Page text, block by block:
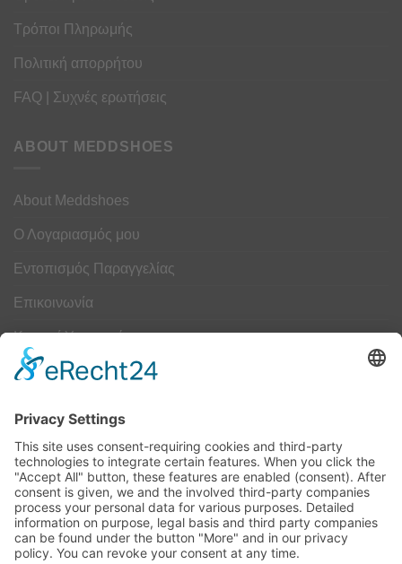
Τρόποι Πληρωμής
Πολιτική απορρήτου
FAQ | Συχνές ερωτήσεις
ABOUT MEDDSHOES
About Meddshoes
Ο Λογαριασμός μου
Εντοπισμός Παραγγελίας
Επικοινωνία
Κουμπί Υπαναχώρησης
Camper Οδηγός Μεγεθών
ΤΕΧΝΟΛΟΓΙΑ
Τεχνολογία